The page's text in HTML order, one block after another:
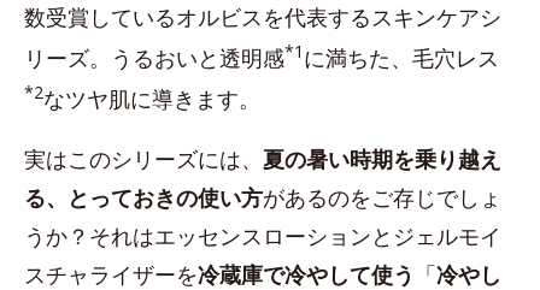
数受賞しているオルビスを代表するスキンケアシ
リーズ。うるおいと透明感*1 に満ちた、毛穴レス
*2なツヤ肌に導きます。
実はこのシリーズには、 夏の暑い時期を乗り越え
る、とっておきの使い方があるのをご存じでしょ
うか？それはエッセンスローションとジェルモイ
スチャライザーを冷蔵庫で冷やして使う 「冷やし